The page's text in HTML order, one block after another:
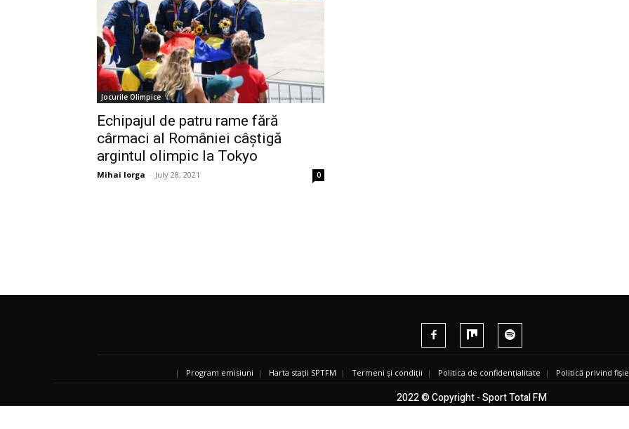
Jocurile Olimpice
Echipajul de patru rame fără
cârmaci al României câștigă
argintul olimpic la Tokyo
Mihai Iorga - July 28, 2021 0
| Program emisiuni | Harta stații SPTFM | Termeni și condiții | Politica de confidențialitate | Politică privind
2022 © Copyright - Sport Total FM